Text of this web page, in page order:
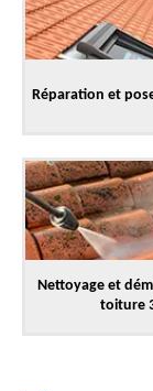
Réparation et
Nettoyage et
toiture